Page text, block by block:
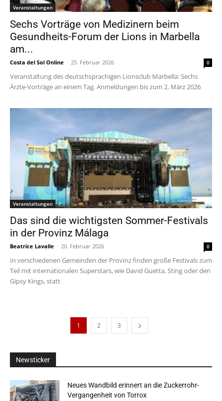
Veranstaltungen
Sechs Vorträge von Medizinern beim
Gesundheits-Forum der Lions in Marbella
am...
Costa del Sol Online - 25. Februar 2026 0
Veranstaltung des deutschsprachigen Lionsclub Marbella: Sechs
Ärzte-Vorträge an einem Tag. Anmeldungen bis zum 2. März 2026
Veranstaltungen
Das sind die wichtigsten Sommer-Festivals
in der Provinz Málaga
Beatrice Lavalle - 20. Februar 2026 0
In verschiedenen Gemeinden der Provinz finden große Festivals zum
Teil mit internationalen Superstars, wie David Guetta, Sting oder den
Gipsy Kings, statt
1 2 3
Newsticker
Neues Wandbild erinnert an die Zuckerrohr-
Vergangenheit von Torrox